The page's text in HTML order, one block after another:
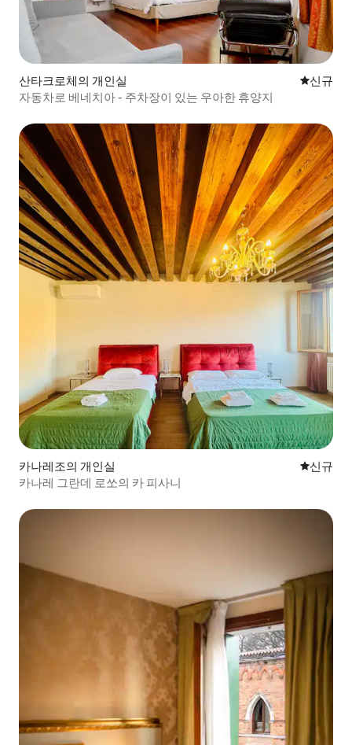
산타크로체의 개인실 신규 숙소
신규
자동차로 베네치아 - 주차장이 있는 우아한 휴양지
카나레조의 개인실 신규 숙소
신규
카나레 그란데 로쏘의 카 피사니